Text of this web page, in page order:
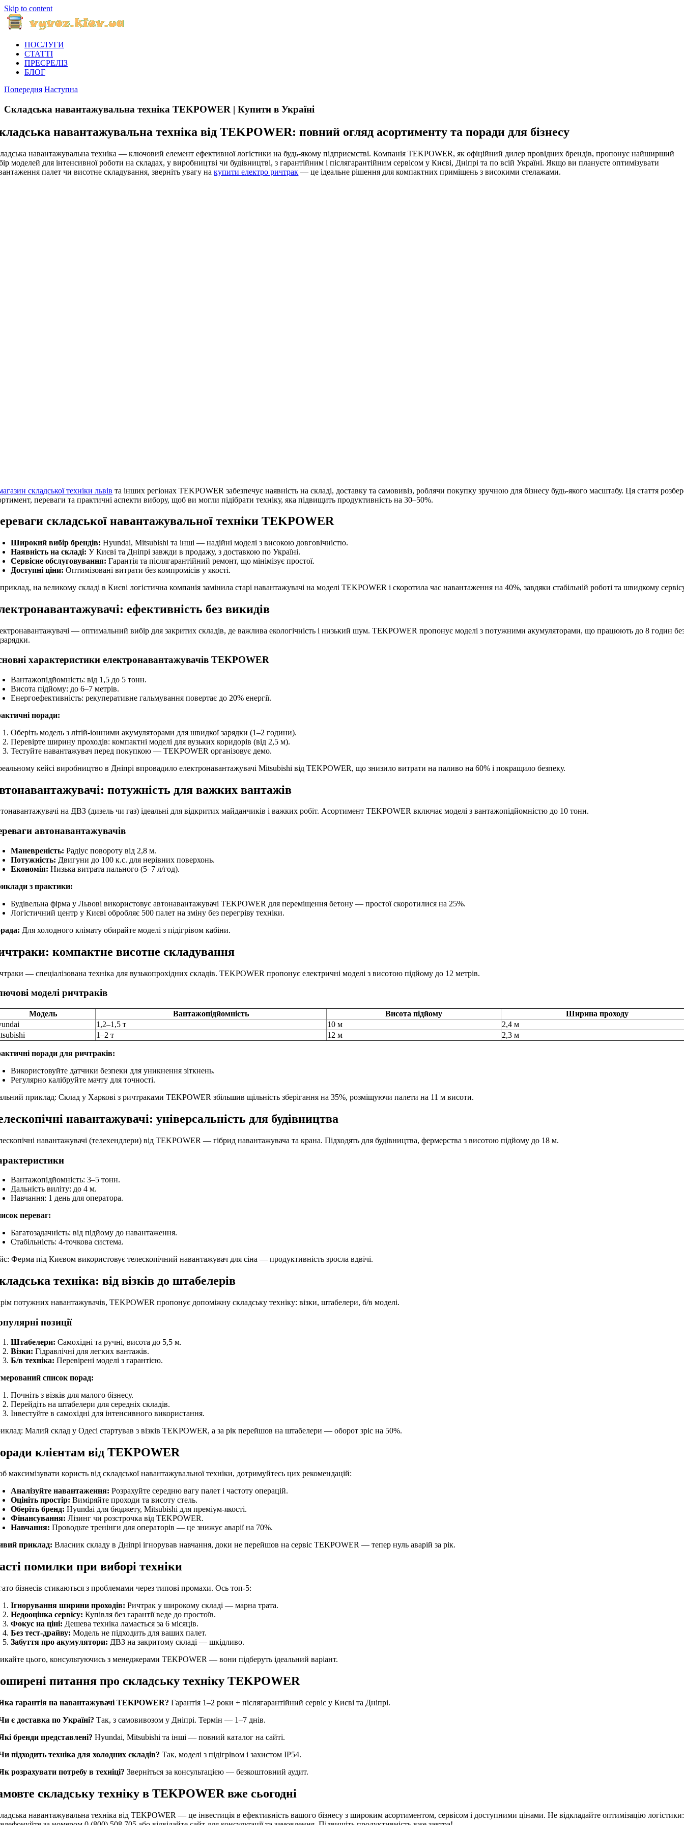
Skip to content
ПОСЛУГИ
СТАТТІ
ПРЕСРЕЛІЗ
БЛОГ
Попередня Наступна
Складська навантажувальна техніка TEKPOWER | Купити в Україні
навантажувальна техніка від TEKPOWER: повний огляд асортименту та поради для бізнесу
навантажувальна техніка — ключовий елемент ефективної логістики на будь-якому підприємстві. Компанія TEKPOWER, як офіційний дилер провідних брендів, пропонує найширший
моделей для інтенсивної роботи на складах, у виробництві чи будівництві, з гарантійним і післягарантійним сервісом у Києві, Дніпрі та по всій Україні. Якщо ви плануєте оптимізувати
палет чи висотне складування, зверніть увагу накупити електро ричтрак — це ідеальне рішення для компактних приміщень з високими стелажами.
складської техніки львів та інших регіонах TEKPOWER забезпечує наявність на складі, доставку та самовивіз, роблячи покупку зручною для бізнесу будь-якого масштабу. Ця стаття
переваги та практичні аспекти вибору, щоб ви могли підібрати техніку, яка підвищить продуктивність на 30–50%.
складської навантажувальної техніки TEKPOWER
Широкий вибір брендів: Hyundai, Mitsubishi та інші — надійні моделі з високою довговічністю.
Наявність на складі: У Києві та Дніпрі завжди в продажу, з доставкою по Україні.
Сервісне обслуговування: Гарантія та післягарантійний ремонт, що мінімізує простої.
Доступні ціни: Оптимізовані витрати без компромісів у якості.
на великому складі в Києві логістична компанія замінила старі навантажувачі на моделі TEKPOWER і скоротила час навантаження на 40%, завдяки стабільній роботі та швидкому
ефективність без викидів
— оптимальний вибір для закритих складів, де важлива екологічність і низький шум. TEKPOWER пропонує моделі з потужними акумуляторами, що працюють до 8 годин
характеристики електронавантажувачів TEKPOWER
Вантажопідйомність: від 1,5 до 5 тонн.
Висота підйому: до 6–7 метрів.
Енергоефективність: рекуперативне гальмування повертає до 20% енергії.
поради:
Оберіть модель з літій-іонними акумуляторами для швидкої зарядки (1–2 години).
Перевірте ширину проходів: компактні моделі для вузьких коридорів (від 2,5 м).
Тестуйте навантажувач перед покупкою — TEKPOWER організовує демо.
кейсі виробництво в Дніпрі впровадило електронавантажувачі Mitsubishi від TEKPOWER, що знизило витрати на паливо на 60% і покращило безпеку.
потужність для важких вантажів
на ДВЗ (дизель чи газ) ідеальні для відкритих майданчиків і важких робіт. Асортимент TEKPOWER включає моделі з вантажопідйомністю до 10 тонн.
автонавантажувачів
Маневреність: Радіус повороту від 2,8 м.
Потужність: Двигуни до 100 к.с. для нерівних поверхонь.
Економія: Низька витрата пального (5–7 л/год).
з практики:
Будівельна фірма у Львові використовує автонавантажувачі TEKPOWER для переміщення бетону — простої скоротилися на 25%.
Логістичний центр у Києві обробляє 500 палет на зміну без перегріву техніки.
Для холодного клімату обирайте моделі з підігрівом кабіни.
компактне висотне складування
— спеціалізована техніка для вузькопрохідних складів. TEKPOWER пропонує електричні моделі з висотою підйому до 12 метрів.
моделі ричтраків
Модель Вантажопідйомність Висота підйому
Ширина проходу
1,2–1,5 т 10 м
2,4 м
1–2 т 12 м 2,3 м
поради для ричтраків:
Використовуйте датчики безпеки для уникнення зіткнень.
Регулярно калібруйте мачту для точності.
приклад: Склад у Харкові з ричтраками TEKPOWER збільшив щільність зберігання на 35%, розміщуючи палети на 11 м висоти.
навантажувачі: універсальність для будівництва
навантажувачі (телехендлери) від TEKPOWER — гібрид навантажувача та крана. Підходять для будівництва, фермерства з висотою підйому до 18 м.
Вантажопідйомність: 3–5 тонн.
Дальність виліту: до 4 м.
Навчання: 1 день для оператора.
переваг:
Багатозадачність: від підйому до навантаження.
Стабільність: 4-точкова система.
Ферма під Києвом використовує телескопічний навантажувач для сіна — продуктивність зросла вдвічі.
техніка: від візків до штабелерів
потужних навантажувачів, TEKPOWER пропонує допоміжну складську техніку: візки, штабелери, б/в моделі.
позиції
Штабелери: Самохідні та ручні, висота до 5,5 м.
Візки: Гідравлічні для легких вантажів.
Б/в техніка: Перевірені моделі з гарантією.
список порад:
Почніть з візків для малого бізнесу.
Перейдіть на штабелери для середніх складів.
Інвестуйте в самохідні для інтенсивного використання.
Малий склад у Одесі стартував з візків TEKPOWER, а за рік перейшов на штабелери — оборот зріс на 50%.
клієнтам від TEKPOWER
максимізувати користь від складської навантажувальної техніки, дотримуйтесь цих рекомендацій:
Аналізуйте навантаження: Розрахуйте середню вагу палет і частоту операцій.
Оцініть простір: Виміряйте проходи та висоту стель.
Оберіть бренд: Hyundai для бюджету, Mitsubishi для преміум-якості.
Фінансування: Лізинг чи розстрочка від TEKPOWER.
Навчання: Проводьте тренінги для операторів — це знижує аварії на 70%.
приклад: Власник складу в Дніпрі ігнорував навчання, доки не перейшов на сервіс TEKPOWER — тепер нуль аварій за рік.
помилки при виборі техніки
бізнесів стикаються з проблемами через типові промахи. Ось топ-5:
Ігнорування ширини проходів: Ричтрак у широкому складі — марна трата.
Недооцінка сервісу: Купівля без гарантії веде до простоїв.
Фокус на ціні: Дешева техніка ламається за 6 місяців.
Без тест-драйву: Модель не підходить для ваших палет.
Забуття про акумулятори: ДВЗ на закритому складі — шкідливо.
цього, консультуючись з менеджерами TEKPOWER — вони підберуть ідеальний варіант.
питання про складську техніку TEKPOWER
гарантія на навантажувачі TEKPOWER? Гарантія 1–2 роки + післягарантійний сервіс у Києві та Дніпрі.
є доставка по Україні? Так, з самовивозом у Дніпрі. Термін — 1–7 днів.
бренди представлені? Hyundai, Mitsubishi та інші — повний каталог на сайті.
підходить техніка для холодних складів? Так, моделі з підігрівом і захистом IP54.
розрахувати потребу в техніці? Зверніться за консультацією — безкоштовний аудит.
складську техніку в TEKPOWER вже сьогодні
навантажувальна техніка від TEKPOWER — це інвестиція в ефективність вашого бізнесу з широким асортиментом, сервісом і доступними цінами. Не відкладайте оптимізацію логістики: